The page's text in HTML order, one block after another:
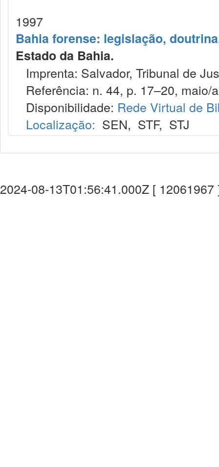
1997
Bahia forense: legislação,
Estado da Bahia.
Imprenta: Salvador, Tribunal de
Referência: n. 44, p. 17–20, maio/
Disponibilidade: Rede Virtual de
Localização: SEN, STF, STJ
2024-08-13T01:56:41.000Z [ 12061967